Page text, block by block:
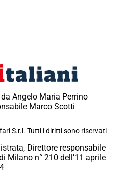
Angelo Maria Perrino
Marco Scotti
S.r.l. Tutti i diritti sono riservati
Direttore responsabile
Milano n° 210 dell’11 aprile